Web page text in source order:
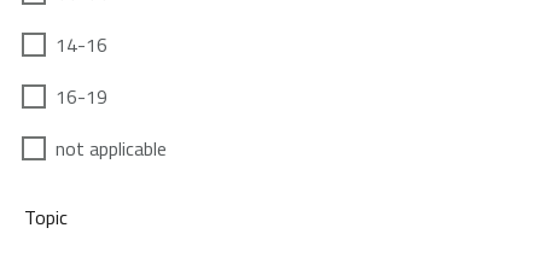
14-16
16-19
not applicable
Topic